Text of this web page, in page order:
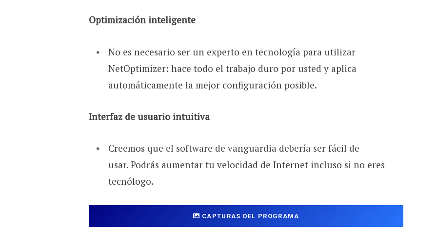
Optimización inteligente
No es necesario ser un experto en tecnología para utilizar
NetOptimizer: hace todo el trabajo duro por usted y aplica
automáticamente la mejor configuración posible.
Interfaz de usuario intuitiva
Creemos que el software de vanguardia debería ser fácil de
usar. Podrás aumentar tu velocidad de Internet incluso si no eres
tecnólogo.
CAPTURAS DEL PROGRAMA